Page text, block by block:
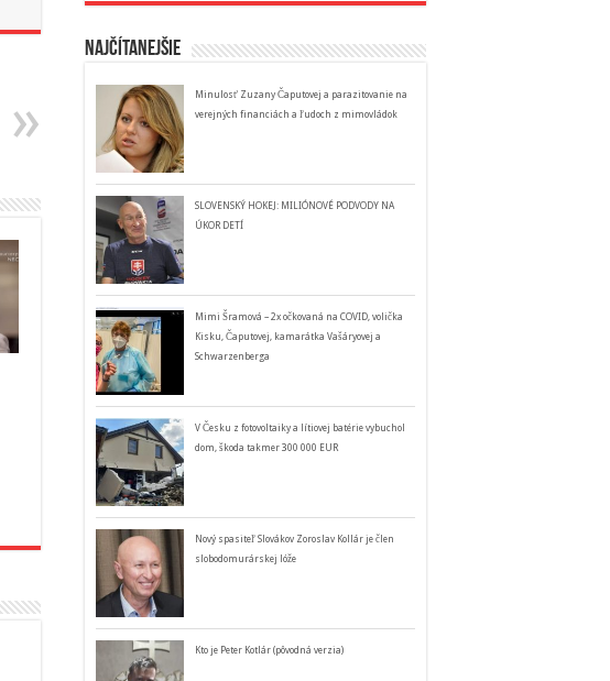
Najčítanejšie
Minulosť Zuzany Čaputovej a parazitovanie na
verejných financiách a ľudoch z mimovládok
SLOVENSKÝ HOKEJ: MILIÓNOVÉ PODVODY NA
ÚKOR DETÍ
Mimi Šramová – 2x očkovaná na COVID, volička
Kisku, Čaputovej, kamarátka Vašáryovej a
Schwarzenberga
V Česku z fotovoltaiky a lítiovej batérie vybuchol
dom, škoda takmer 300 000 EUR
Nový spasiteľ Slovákov Zoroslav Kollár je člen
slobodomurárskej lóže
Kto je Peter Kotlár (pôvodná verzia)